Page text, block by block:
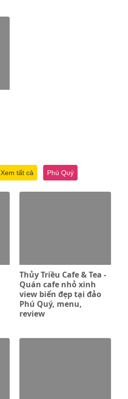
Xem tất cả Phú Quý
Thủy Triều Cafe & Tea -
Quán cafe nhỏ xinh
view biển đẹp tại đảo
Phú Quý, menu,
review